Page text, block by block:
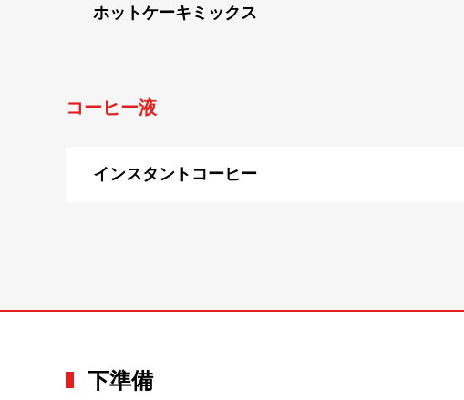
ホットケーキミックス
コーヒー液
インスタントコーヒー
下準備